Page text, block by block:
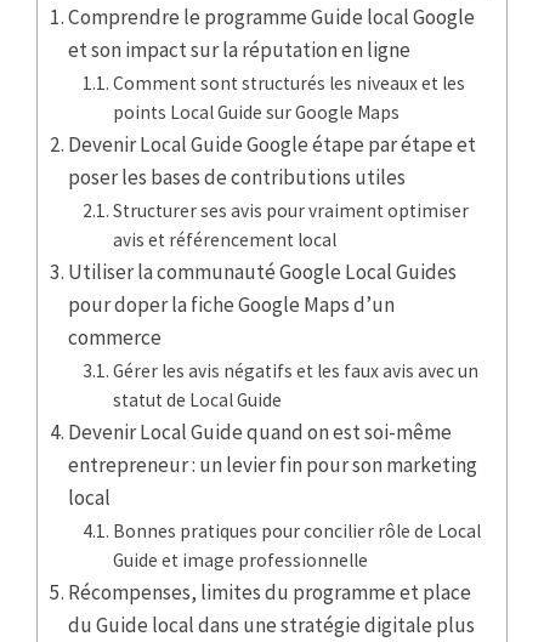
Comprendre le programme Guide local Google
et son impact sur la réputation en ligne
Comment sont structurés les niveaux et les
points Local Guide sur Google Maps
Devenir Local Guide Google étape par étape et
poser les bases de contributions utiles
Structurer ses avis pour vraiment optimiser
avis et référencement local
Utiliser la communauté Google Local Guides
pour doper la fiche Google Maps d’un
commerce
Gérer les avis négatifs et les faux avis avec un
statut de Local Guide
Devenir Local Guide quand on est soi-même
entrepreneur : un levier fin pour son marketing
local
Bonnes pratiques pour concilier rôle de Local
Guide et image professionnelle
Récompenses, limites du programme et place
du Guide local dans une stratégie digitale plus